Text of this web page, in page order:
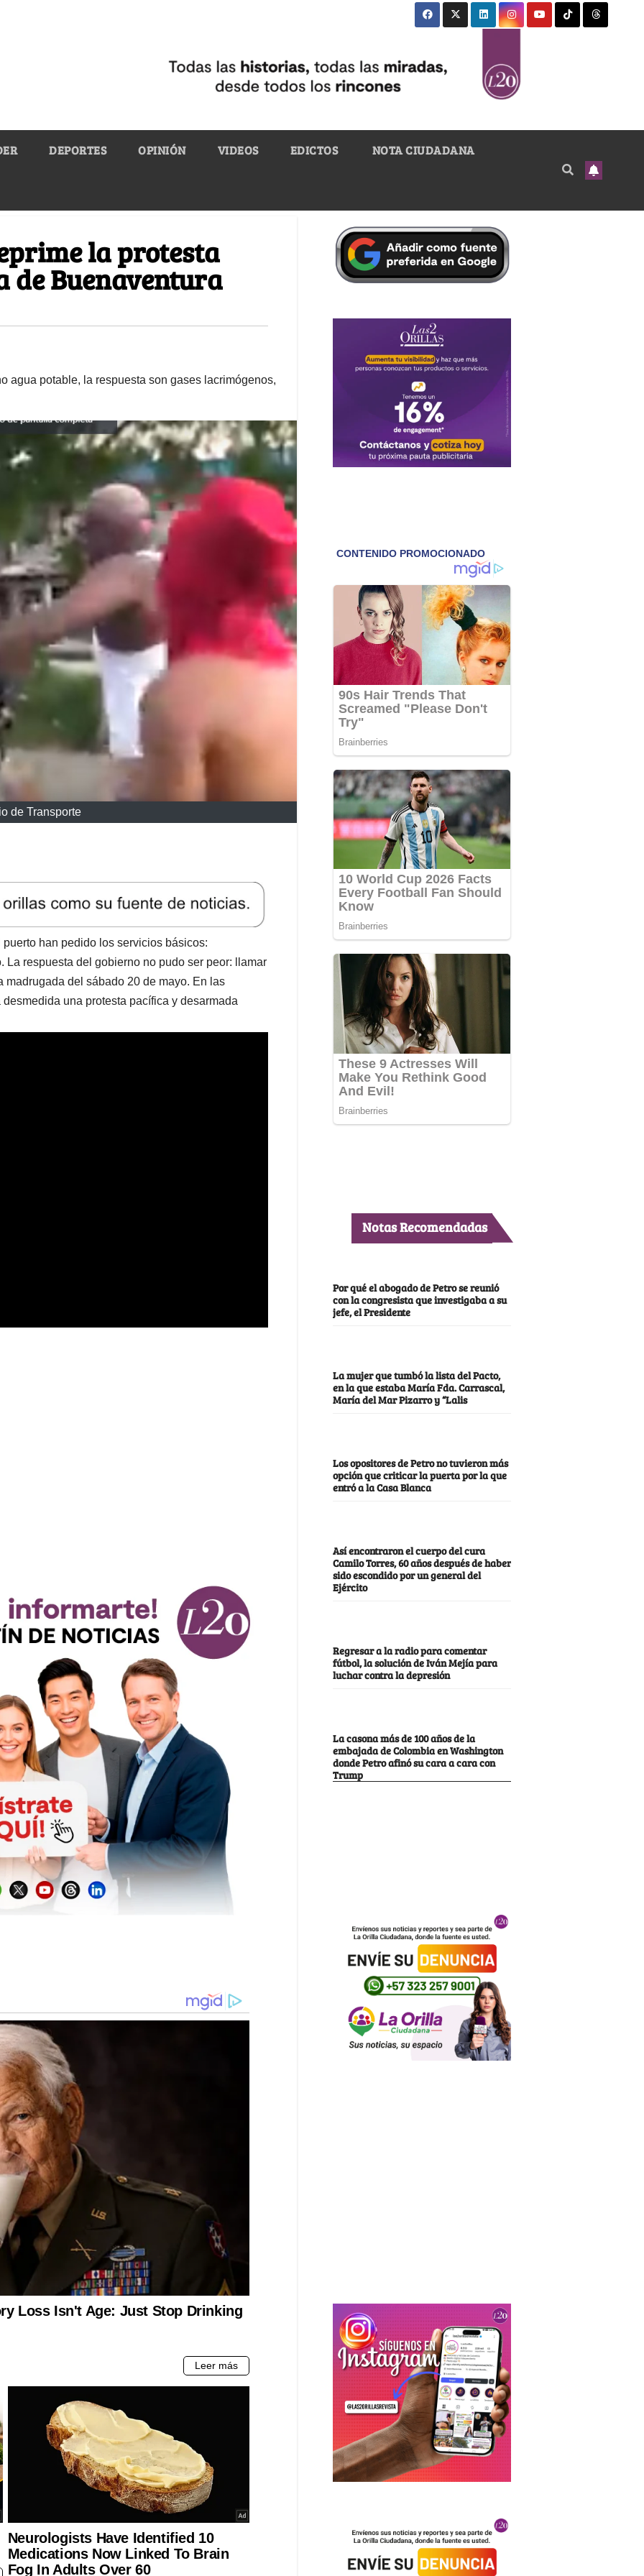
DEPORTES OPINIÓN VIDEOS EDICTOS NOTA CIUDADANA
la protesta
Buenaventura
agua potable, la respuesta son gases lacrimógenos,
de Transporte
han pedido los servicios básicos:
respuesta del gobierno no pudo ser peor: llamar
del sábado 20 de mayo. En las
una protesta pacífica y desarmada
Notas Recomendadas
Por qué el abogado de Petro se reunió
con la congresista que investigaba a su
jefe, el Presidente
La mujer que tumbó la lista del Pacto,
en la que estaba María Fda. Carrascal,
María del Mar Pizarro y “Lalis
Los opositores de Petro no tuvieron más
opción que criticar la puerta por la que
entró a la Casa Blanca
Así encontraron el cuerpo del cura
Camilo Torres, 60 años después de haber
sido escondido por un general del
Ejército
Regresar a la radio para comentar
fútbol, la solución de Iván Mejía para
luchar contra la depresión
La casona más de 100 años de la
embajada de Colombia en Washington
donde Petro afinó su cara a cara con
Trump